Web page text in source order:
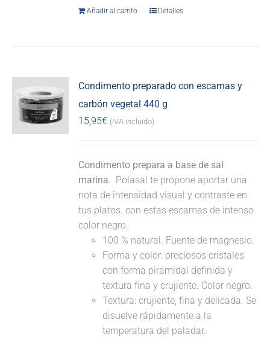
Añadir al carrito Detalles
Condimento preparado con escamas y
carbón vegetal 440 g
15,95€ (IVA incluido)
Condimento prepara a base de sal
marina. Polasal te propone aportar una
nota de intensidad visual y contraste en
tus platos. con estas escamas de intenso
color negro.
100 % natural. Fuente de magnesio.
Forma y color: preciosos cristales
con forma piramidal definida y
textura fina y crujiente. Color negro.
Textura: crujiente, fina y delicada. Se
disuelve rápidamente a la
temperatura del paladar.